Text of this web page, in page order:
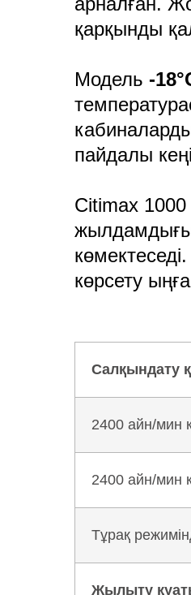
қарқынды
Модель -
пайдалы
Citimax 1000
жылдамдығы
көрсету
Салқындату
2400 айн/мин
2400 айн/мин
Тұрақ
Жылыту